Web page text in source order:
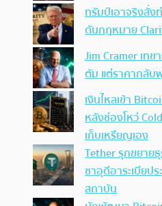
ทรัมป์เอาจริง สั่
ดันกฎหมาย
Jim Cramer เท
ตัม แต่ราคากลับ
เงินไหลเข้า
หลังช่องโหว่
เก็บเหรียญเอง
Tether รุกขยาย
ซาอุดีอาระเบียป
สถาบัน